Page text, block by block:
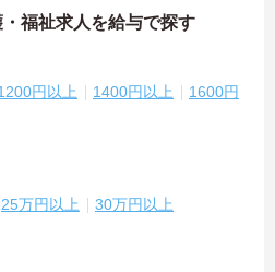
福祉求人を給与で探す
円以上 1400円以上
1600円
25万円以上 30万円以上